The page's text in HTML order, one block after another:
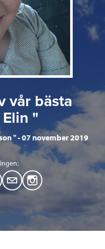
vår bästa
"
" 07 november 2019
M
a